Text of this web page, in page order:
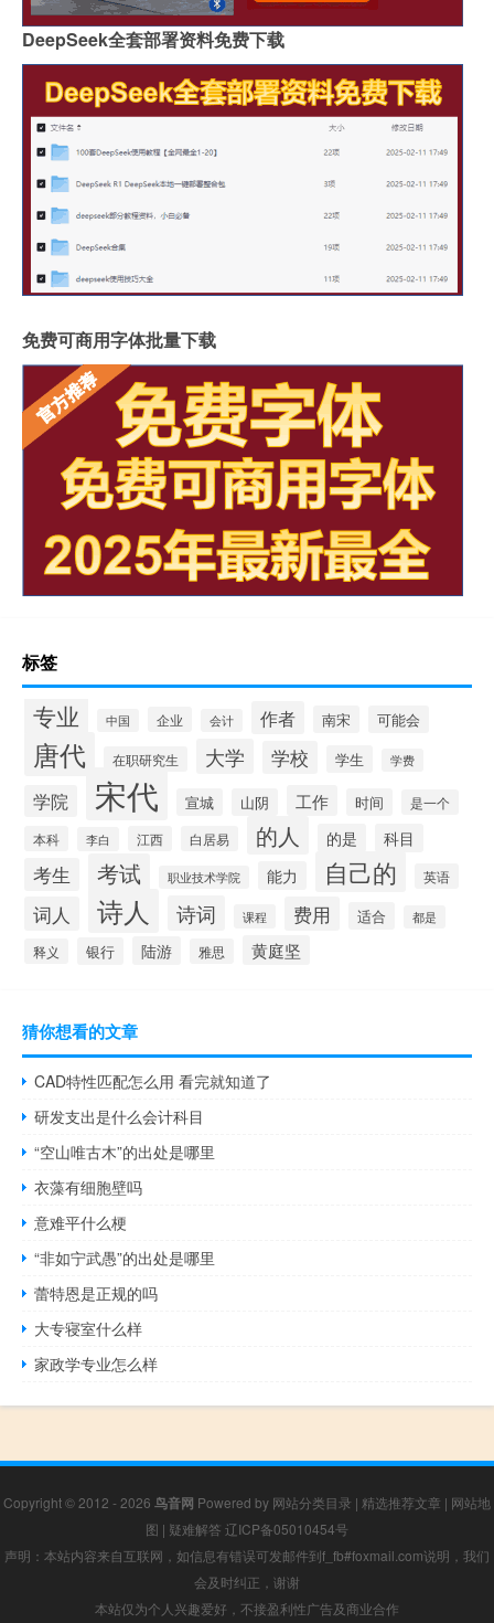
DeepSeek全套部署资料免费下载
免费可商用字体批量下载
标签
专业 中国 企业 会计 作者 南宋 可能会
唐代 在职研究生 大学 学校 学生 学费
学院 宋代 宣城 山阴 工作 时间
是一个
本科
李白 江西 白居易 的人 的是 科目
考生 考试 职业技术学院 能力 自己的 英语
词人 诗人 诗词 课程 费用 适合 都是
释义 银行 陆游 雅思 黄庭坚
猜你想看的文章
CAD特性匹配怎么用 看完就知道了
研发支出是什么会计科目
“空山唯古木”的出处是哪里
衣藻有细胞壁吗
意难平什么梗
“非如宁武愚”的出处是哪里
蕾特恩是正规的吗
大专寝室什么样
家政学专业怎么样
Copyright © 2012 - 2026 鸟音网 Powered by 网站分类目录 | 精选推荐文章 | 网站地
图 | 疑难解答 辽ICP备05010454号
声明：本站内容来自互联网，如信息有错误可发邮件到f_fb#foxmail.com说明，我们
会及时纠正，谢谢
本站仅为个人兴趣爱好，不接盈利性广告及商业合作